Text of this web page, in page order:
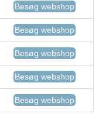
Besøg webshop
Besøg webshop
Besøg webshop
Besøg webshop
Besøg webshop